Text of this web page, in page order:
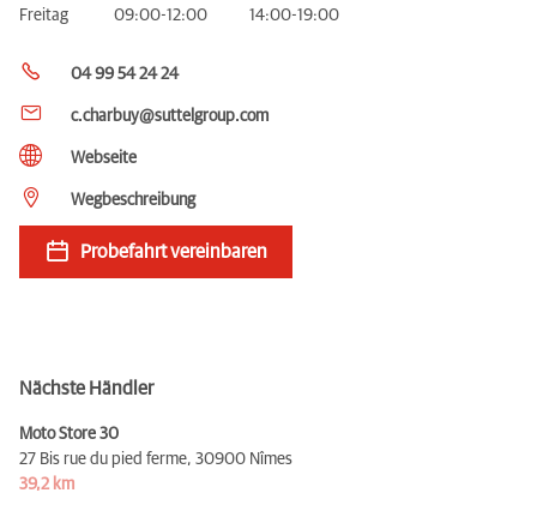
Freitag
09:00-12:00 14:00-19:00
04 99 54 24 24
c.charbuy@suttelgroup.com
Webseite
Wegbeschreibung
Probefahrt vereinbaren
Nächste Händler
Moto Store 30
27 Bis rue du pied ferme, 30900 Nîmes
39,2 km